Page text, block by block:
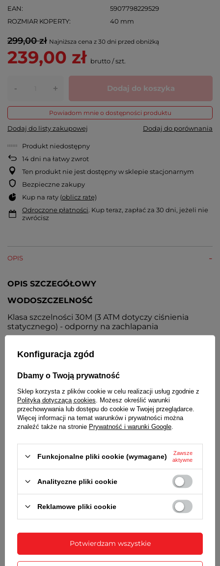
EAN
5907798229529
ROZMIAR KOPERTY
40 mm
299,00 zł Najniższa cena z 30 dni przed obniżką
239,00 zł brutto/szt.
- + Dodaj do koszyka
Powiadom mnie o dostępności produktu
Dodaj do listy zakupowej Dodaj do porównania
Produkt niedostępny
14dni na łatwy zwrot
Ten produkt nie jest dostępny w sklepie stacjonarnym
Bezpieczne zakupy
Kup na raty (oblicz ratę)
Odroczone płatności. Kup teraz, zapłać za 30 dni, jeżeli nie
zwrócisz
OPIS
OPIS SZCZEGÓŁOWY
WODOSZCZELNOŚĆ
Klasa szczelności 30M (3 ATM dotyczy ciśnienia
statycznego) - odporny na zachlapania
Mineralne płaskie o zwiększonej odporności na
Wysokiej jakości stal nierdzewna pokryta odporną
na ścieranie powłoką w kolorze żółtego złota
TARCZA
Czarna, wskazówki i indeksy w kolorze koperty
Czarny skórzany przeszywany, stalowa sprzączka w
kolorze koperty
ZAPIĘCIE
Klasyczne na sprzączkę
40 mm
Konfiguracja zgód
Dbamy o Twoją prywatność
Sklep korzysta z plików cookie w celu realizacji usług zgodnie z
Polityką dotyczącą cookies . Możesz określić warunki
przechowywania lub dostępu do cookie w Twojej przeglądarce.
Więcej informacji na temat warunków i prywatności można
znaleźć także na stronie Prywatność i warunki Google
Funkcjonalne pliki cookie (wymagane)
Zawsze
aktywne
Analityczne pliki cookie
Reklamowe pliki cookie
Potwierdzam wszystkie